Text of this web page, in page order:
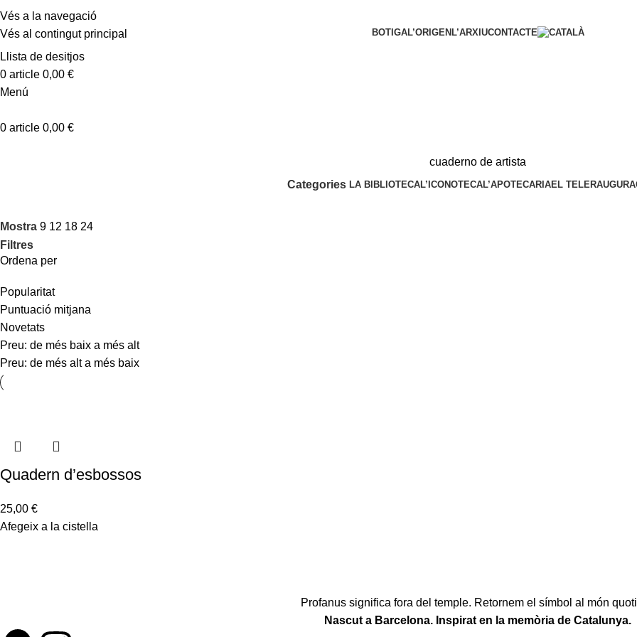
Vés a la navegació
Vés al contingut principal
BOTIGAL’ORIGEN L’ARXIUCONTACTE
Llista de desitjos
0 article 0,00 €
Menú
0 article 0,00 €
cuaderno de artista
Categories LA BIBLIOTECAL’ICONOTECAL’APOTECARIAEL TELER
Mostra 9 12 18 24
Filtres
Ordena per
Popularitat
Puntuació mitjana
Novetats
Preu: de més baix a més alt
Preu: de més alt a més baix
Quadern d’esbossos
25,00 €
Afegeix a la cistella
Profanus significa fora del temple. Retornem el símbol al món
Nascut a Barcelona. Inspirat en la memòria de Catalunya.